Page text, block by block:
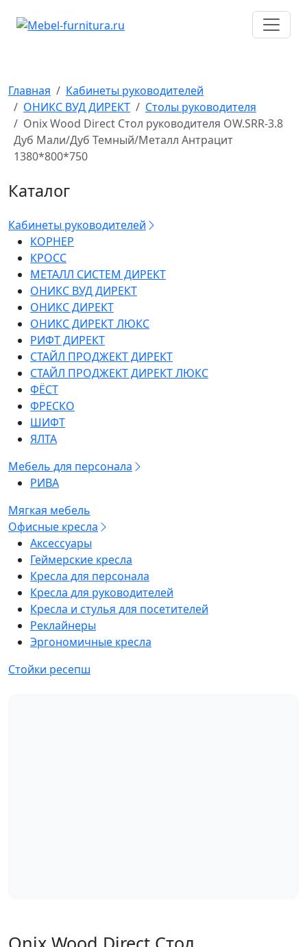
Главная
Кабинеты руководителей
ОНИКС ВУД ДИРЕКТ
Столы руководителя
Onix Wood Direct Стол руководителя OW.SRR-3.8
Дуб Мали/Дуб Темный/Металл Антрацит
1380*800*750
Каталог
Кабинеты руководителей
КОРНЕР
КРОСС
МЕТАЛЛ СИСТЕМ ДИРЕКТ
ОНИКС ВУД ДИРЕКТ
ОНИКС ДИРЕКТ
ОНИКС ДИРЕКТ ЛЮКС
РИФТ ДИРЕКТ
СТАЙЛ ПРОДЖЕКТ ДИРЕКТ
СТАЙЛ ПРОДЖЕКТ ДИРЕКТ ЛЮКС
ФЁСТ
ФРЕСКО
ШИФТ
ЯЛТА
Мебель для персонала
РИВА
Мягкая мебель
Офисные кресла
Аксессуары
Геймерские кресла
Кресла для персонала
Кресла для руководителей
Кресла и стулья для посетителей
Реклайнеры
Эргономичные кресла
Стойки ресепш